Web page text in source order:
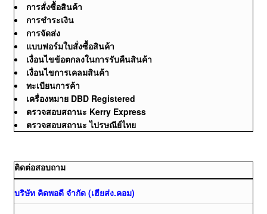
การสั่งซื้อสินค้า
การชำระเงิน
การจัดส่ง
แบบฟอร์มใบสั่งซื้อสินค้า
เงื่อนไขข้อตกลงในการรับคืนสินค้า
เงื่อนไขการเคลมสินค้า
ทะเบียนการค้า
เครื่องหมาย DBD Registered
ตรวจสอบสถานะ Kerry Express
ตรวจสอบสถานะ ไปรษณีย์ไทย
ติดต่อสอบถาม
บริษัท คิดพอดี จำกัด (เฮียส่ง.คอม)